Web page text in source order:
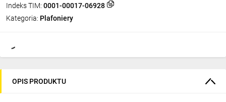
Indeks TIM: 0001-00017-06928
Kategoria: Plafoniery
OPIS PRODUKTU